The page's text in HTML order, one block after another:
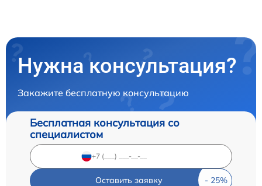
Нужна консультация?
Закажите бесплатную консультацию
Бесплатная консультация со
специалистом
Оставить заявку